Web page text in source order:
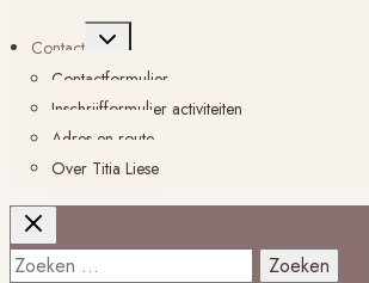
Contact
Toggle
submenu
Contactformulier
Inschrijfformulier activiteiten
Adres en route
Over Titia Liese
Zoeken